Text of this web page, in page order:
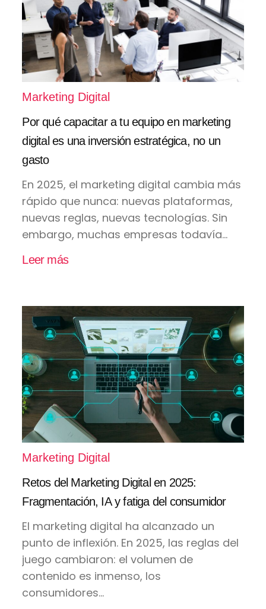
Marketing Digital
Por qué capacitar a tu equipo en marketing
digital es una inversión estratégica, no un
gasto
En 2025, el marketing digital cambia más
rápido que nunca: nuevas plataformas,
nuevas reglas, nuevas tecnologías. Sin
embargo, muchas empresas todavía...
Leer más
Marketing Digital
Retos del Marketing Digital en 2025:
Fragmentación, IA y fatiga del consumidor
El marketing digital ha alcanzado un
punto de inflexión. En 2025, las reglas del
juego cambiaron: el volumen de
contenido es inmenso, los
consumidores...